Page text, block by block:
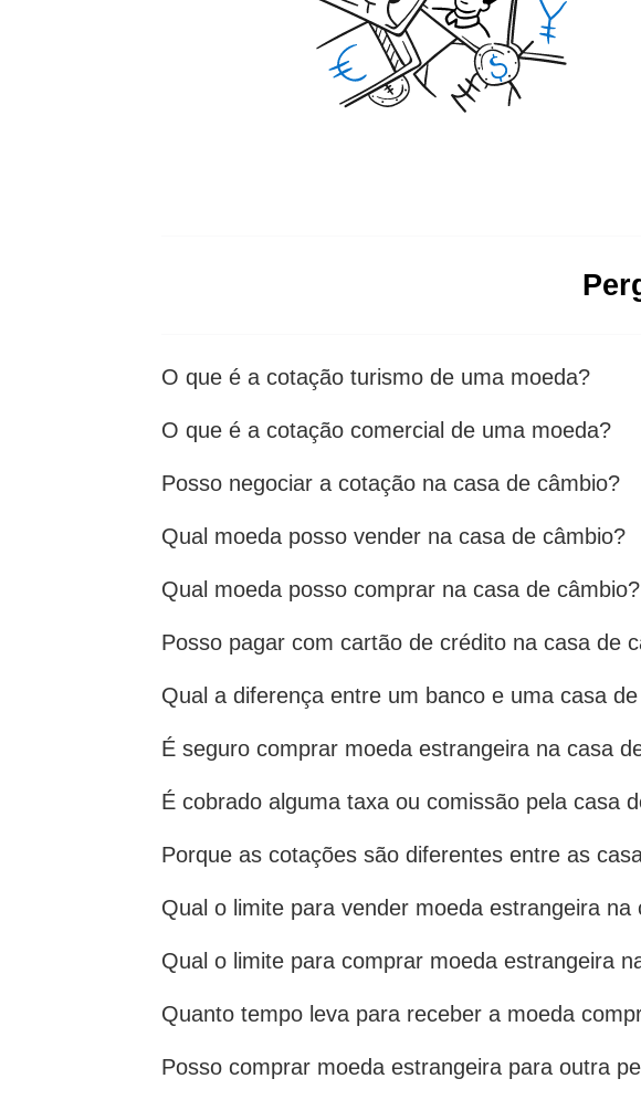
O que é a cotação turismo de uma moeda?
O que é a cotação comercial de uma moeda?
Posso negociar a cotação na casa de câmbio?
Qual moeda posso vender na casa de câmbio?
Qual moeda posso comprar na casa de câmbio?
Posso pagar com cartão de crédito na casa de
Qual a diferença entre um banco e uma casa
É seguro comprar moeda estrangeira na casa
É cobrado alguma taxa ou comissão pela casa
Porque as cotações são diferentes entre as
Qual o limite para vender moeda estrangeira na
Qual o limite para comprar moeda estrangeira
Quanto tempo leva para receber a moeda
Posso comprar moeda estrangeira para outra